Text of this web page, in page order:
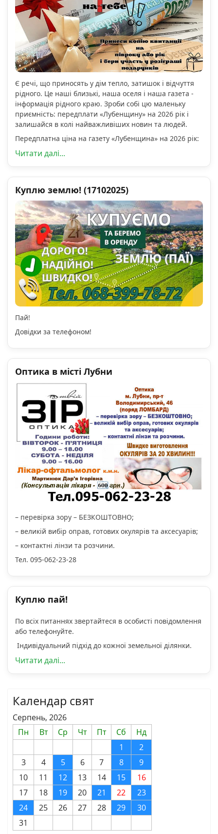
Є речі, що приносять у дім тепло, затишок і відчуття
рідного. Це наші близькі, наша оселя і наша газета -
інформація рідного краю. Зроби собі цю маленьку
приємність: передплати «Лубенщину» на 2026 рік і
залишайся в колі найважливіших новин та людей.
Передплатна ціна на газету «Лубенщина» на 2026 рік:
Читати далі...
Куплю землю! (17102025)
Пай!
Довідки за телефоном!
Оптика в місті Лубни
– перевірка зору – БЕЗКОШТОВНО;
– великій вибір оправ, готових окулярів та аксесуарів;
– контактні лінзи та розчини.
Тел. 095-062-23-28
Куплю пай!
По всіх питаннях звертайтеся в особисті повідомлення
або телефонуйте.
Індивідуальний підхід до кожної земельної ділянки.
Читати далі...
Календар свят
Серпень, 2026
Пн
Вт Ср Чт Пт Сб
Нд
1
2
3
4 5 6 7 8
9
10
11 12 13 14 15
16
17
18 19 20 21 22
23
24
25 26 27 28 29
30
31